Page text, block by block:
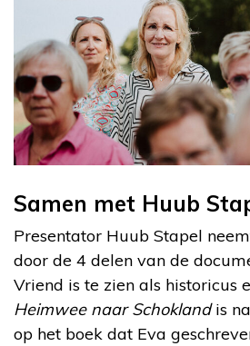
Samen met Huub
Presentator Huub Stapel
door de 4 delen van de
Vriend is te zien als historicus
Heimwee naar Schoklandis
op het boek dat Eva